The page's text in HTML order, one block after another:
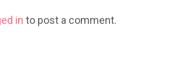
in to post a comment.